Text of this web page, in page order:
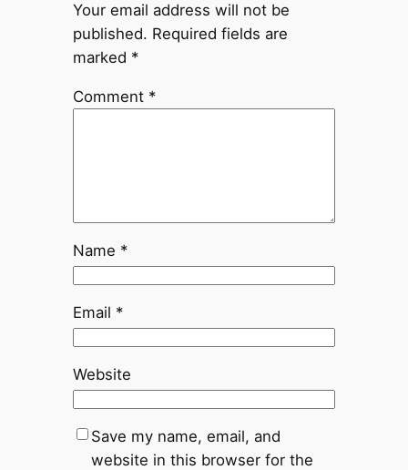
Your email address will not be
published. Required fields are
marked *
Comment *
Name *
Email *
Website
Save my name, email, and
website in this browser for the